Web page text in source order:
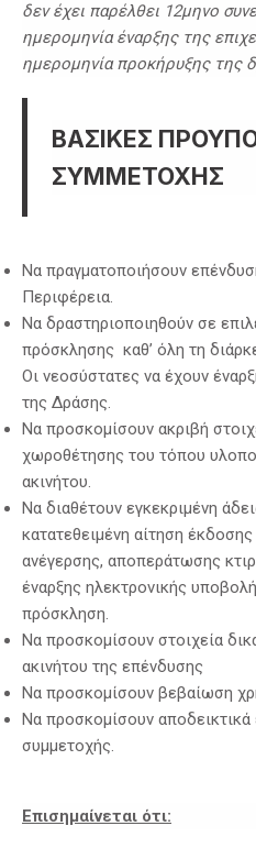
δεν έχει παρέλθει 12μηνο
ημερομηνία έναρξης της
ημερομηνία προκήρυξης της
ΒΑΣΙΚΕΣ
ΣΥΜΜΕΤΟΧΗΣ
Να πραγματοποιήσουν
Περιφέρεια.
Να δραστηριοποιηθούν σε
πρόσκλησης καθ’ όλη τη
Οι νεοσύστατες να έχουν
της Δράσης.
Να προσκομίσουν ακριβή
χωροθέτησης του τόπου
ακινήτου.
Να διαθέτουν εγκεκριμένη
κατατεθειμένη αίτηση
ανέγερσης, αποπεράτωσης
έναρξης ηλεκτρονικής
πρόσκληση.
Να προσκομίσουν στοιχεία
ακινήτου της επένδυσης
Να προσκομίσουν βεβαίωση
Να προσκομίσουν αποδεικτικά
συμμετοχής.
Επισημαίνεται ότι: